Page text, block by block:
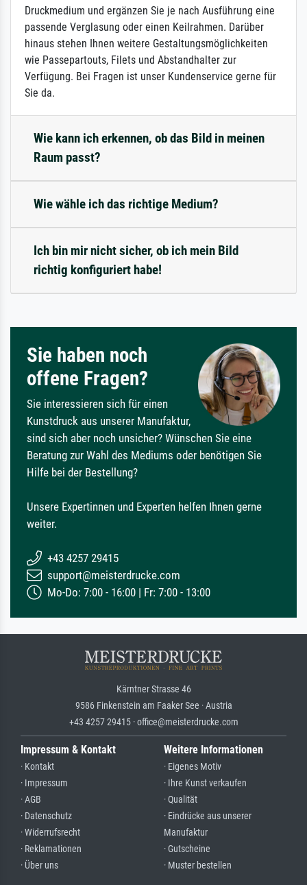
Druckmedium und ergänzen Sie je nach Ausführung eine
passende Verglasung oder einen Keilrahmen. Darüber
hinaus stehen Ihnen weitere Gestaltungsmöglichkeiten
wie Passepartouts, Filets und Abstandhalter zur
Verfügung. Bei Fragen ist unser Kundenservice gerne für
Sie da.
Wie kann ich erkennen, ob das Bild in meinen
Raum passt?
Wie wähle ich das richtige Medium?
Ich bin mir nicht sicher, ob ich mein Bild
richtig konfiguriert habe!
Sie haben noch
offene Fragen?
Sie interessieren sich für einen
Kunstdruck aus unserer Manufaktur,
sind sich aber noch unsicher? Wünschen Sie eine
Beratung zur Wahl des Mediums oder benötigen Sie
Hilfe bei der Bestellung?
Unsere Expertinnen und Experten helfen Ihnen gerne
weiter.
+43 4257 29415
support@meisterdrucke.com
Mo-Do: 7:00 - 16:00 | Fr: 7:00 - 13:00
Kärntner Strasse 46
9586 Finkenstein am Faaker See · Austria
+43 4257 29415 · office@meisterdrucke.com
Impressum & Kontakt
· Kontakt
· Impressum
· AGB
· Datenschutz
· Widerrufsrecht
· Reklamationen
· Über uns
Weitere Informationen
· Eigenes Motiv
· Ihre Kunst verkaufen
· Qualität
· Eindrücke aus unserer
Manufaktur
· Gutscheine
· Muster bestellen